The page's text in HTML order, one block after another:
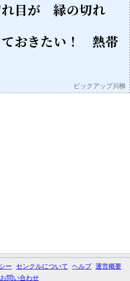
目が 縁の切れ
おきたい！ 熱帯
ピックアップ川柳
ー センクルについて ヘルプ 運営概要
お問い合わせ